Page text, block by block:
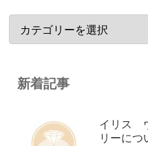
新着記事
イリス
リーにつ